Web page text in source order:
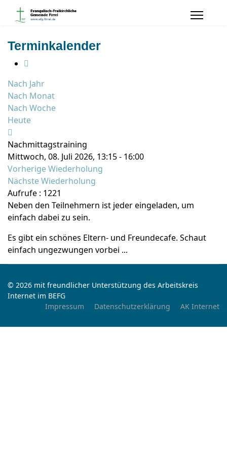
Terminkalender
Nach Jahr
Nach Monat
Nach Woche
Heute
Nachmittagstraining
Mittwoch, 08. Juli 2026, 13:15 - 16:00
Vorherige Wiederholung
Nächste Wiederholung
Aufrufe : 1221
Neben den Teilnehmern ist jeder eingeladen, um
einfach dabei zu sein.
Es gibt ein schönes Eltern- und Freundecafe. Schaut
einfach ungezwungen vorbei ...
© 2026 mit freundlicher Unterstützung des Arbeitskreis
Internet im BEFG
Impressum
Datenschutzerklärung AK Internet